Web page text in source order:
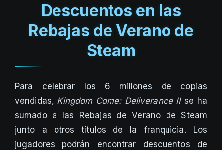
Descuentos en las
Rebajas de Verano de
Steam
Para celebrar los 6 millones de copias
vendidas, Kingdom Come: Deliverance IIse ha
sumado a las Rebajas de Verano de Steam
junto a otros títulos de la franquicia. Los
jugadores podrán encontrar descuentos de